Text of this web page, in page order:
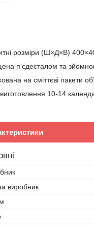
розміри (Ш×Д×В)
п’єдесталом та
на сміттєві пакети
10-14
виробник